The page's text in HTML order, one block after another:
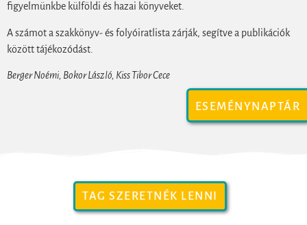
ESEMÉNYNAPTÁR
figyelmünkbe külföldi és hazai könyveket.
A számot a szakkönyv- és folyóiratlista zárják, segítve a publikációk
között tájékozódást.
Berger Noémi, Bokor László, Kiss Tibor Cece
TAG SZERETNÉK LENNI